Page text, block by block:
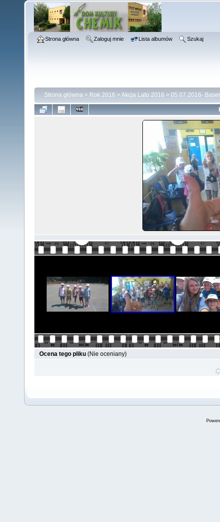
Strona główna Zaloguj mnie Lista albumów Szukaj
Strona główna > Rok 2016 >Akcja Lato 2016 > 05.07.2016-
Ocena tego pliku (Nie oceniany)